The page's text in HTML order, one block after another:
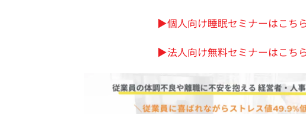
▶︎個人向け睡眠セミナーはこち
▶︎法人向け無料セミナーはこち